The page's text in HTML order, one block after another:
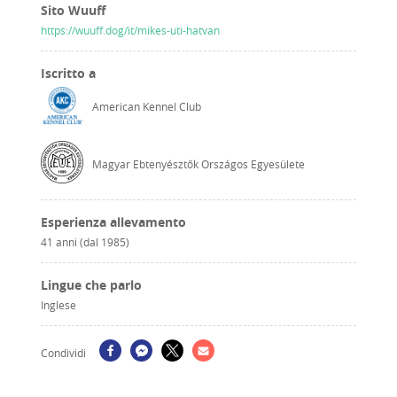
Sito Wuuff
https://wuuff.dog/it/mikes-uti-hatvan
Iscritto a
American Kennel Club
Magyar Ebtenyésztők Országos Egyesülete
Esperienza allevamento
41 anni (dal 1985)
Lingue che parlo
Inglese
Condividi